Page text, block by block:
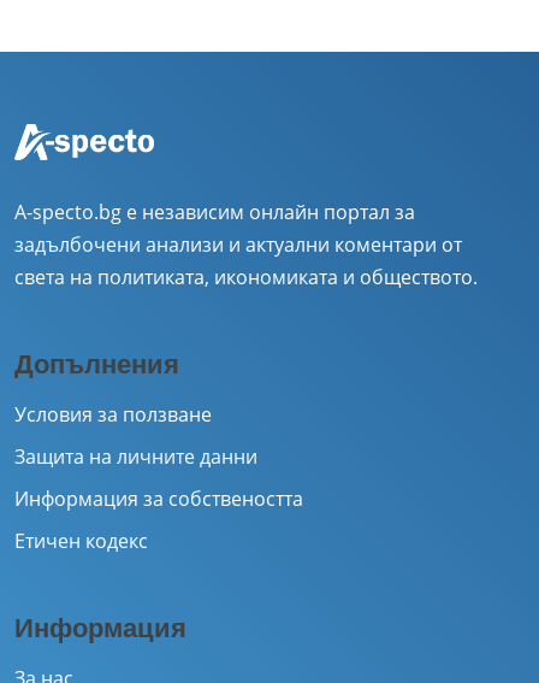
A-specto.bg е независим онлайн портал за
задълбочени анализи и актуални коментари от
света на политиката, икономиката и обществото.
Допълнения
Условия за ползване
Защита на личните данни
Информация за собствеността
Етичен кодекс
Информация